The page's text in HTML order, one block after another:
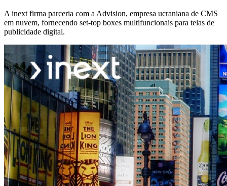
A inext firma parceria com a Advision, empresa ucraniana de CMS
em nuvem, fornecendo set-top boxes multifuncionais para telas de
publicidade digital.